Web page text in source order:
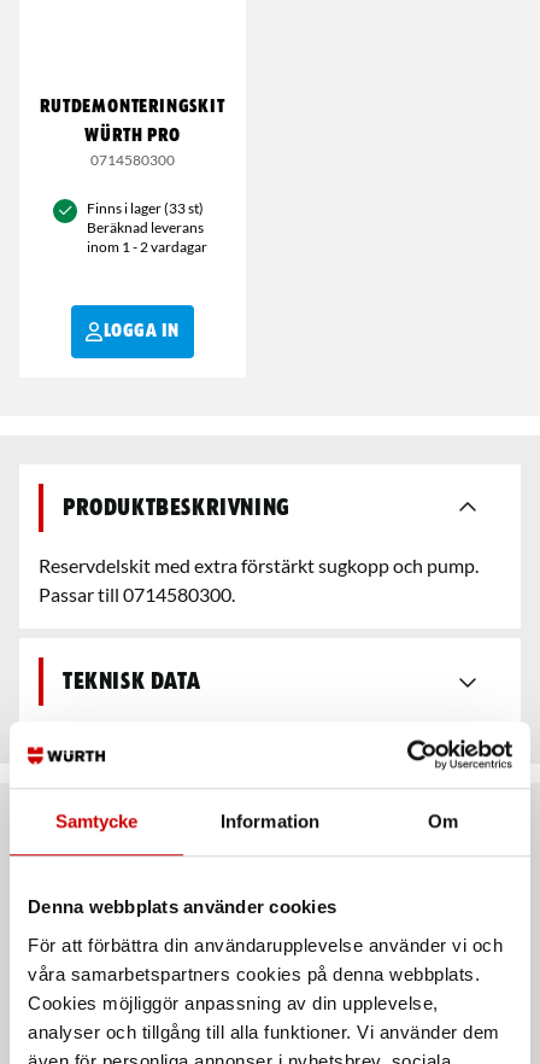
Samtycke Information Om
Denna webbplats använder cookies
För att förbättra din användarupplevelse använder vi och
våra samarbetspartners cookies på denna webbplats.
Cookies möjliggör anpassning av din upplevelse,
analyser och tillgång till alla funktioner. Vi använder dem
RUTDEMONTERINGSKIT
WÜRTH PRO
0714580300
Finns i lager (33 st)
Beräknad leverans
inom 1 - 2 vardagar
LOGGA IN
Produktbeskrivning
Reservdelskit med extra förstärkt sugkopp och pump.
Passar till 0714580300.
Teknisk data
Rekommenderat baserat på vald produkt